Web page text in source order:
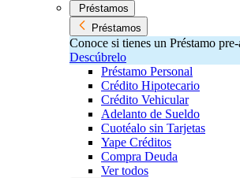
Préstamos
Préstamos
Conoce si tienes un Préstamo
Descúbrelo
Préstamo Personal
Crédito Hipotecario
Crédito Vehicular
Adelanto de Sueldo
Cuotéalo sin Tarjetas
Yape Créditos
Compra Deuda
Ver todos